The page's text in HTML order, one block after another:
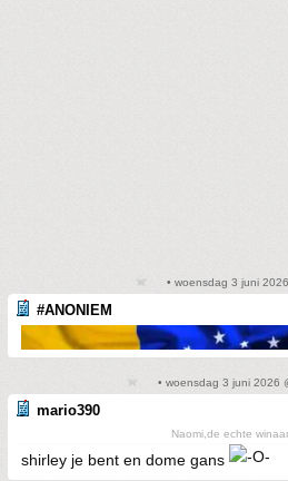
• woensdag 3 juni
#ANONIEM
• woensdag 3 juni 2026
mario390
Naomi,de echte
shirley je bent en dome gans